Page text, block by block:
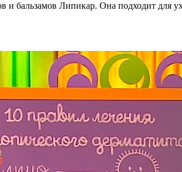
бальзамов Липикар. Она подходит для